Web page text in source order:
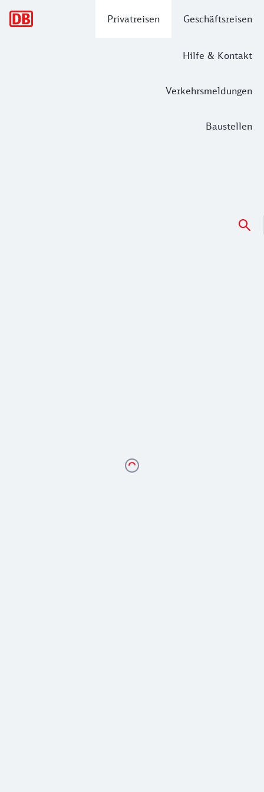
Privatreisen Geschäftsreisen
Hilfe & Kontakt
Verkehrsmeldungen
Baustellen